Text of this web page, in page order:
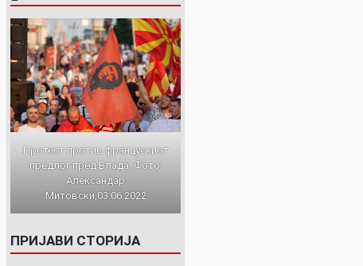
Протест против францускиот
предлог пред Влада. Фото:
Александар
Митовски,03.06.2022
ПРИЈАВИ СТОРИЈА